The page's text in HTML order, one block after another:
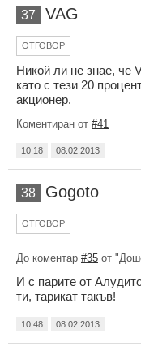
37 VAG
ОТГОВОР
Никой ли не знае, че
като с тези 20
акционер.
Коментиран от #41
10:18 08.02.2013
38 Gogoto
ОТГОВОР
До коментар #35 от
И с парите от
ти, тарикат такъв!
10:48 08.02.2013